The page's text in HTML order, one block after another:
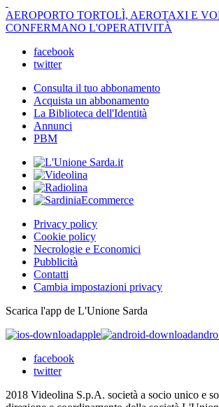
AEROPORTO TORTOLÌ, AEROTAXI E
CONFERMANO L'OPERATIVITÀ
facebook
twitter
Consulta il tuo abbonamento
Acquista un abbonamento
La Biblioteca dell'Identità
Annunci
PBM
Privacy policy
Cookie policy
Necrologie e Economici
Pubblicità
Contatti
Cambia impostazioni privacy
Scarica l'app de L'Unione Sarda
apple
facebook
twitter
2018 Videolina S.p.A. società a socio unico e